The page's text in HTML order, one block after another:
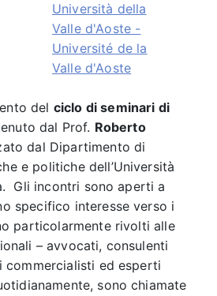
Università della
Valle d'Aoste -
Université de la
Valle d'Aoste
del ciclo di seminari di
dal Prof. Roberto
dal Dipartimento di
e politiche dell’Università
Gli incontri sono aperti a
specifico interesse verso i
particolarmente rivolti alle
– avvocati, consulenti
ed esperti
sono chiamate